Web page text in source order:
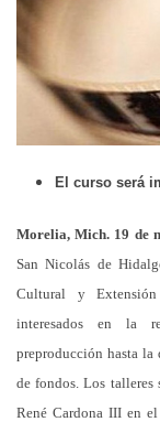
El curso será
Morelia, Mich. 19 de
San Nicolás de
Cultural y Extensión
interesados en la
preproducción hasta
de fondos. Los
René Cardona III en